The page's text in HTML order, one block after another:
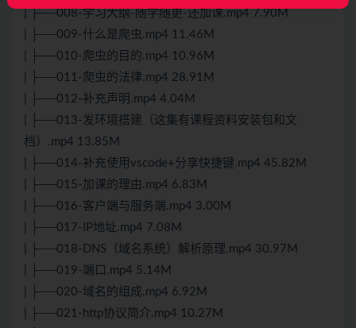
| ├──008-学习大纲-随学随更-还加课.mp4 7.90M
| ├──009-什么是爬虫.mp4 11.46M
| ├──010-爬虫的目的.mp4 10.96M
| ├──011-爬虫的法律.mp4 28.91M
| ├──012-补充声明.mp4 4.04M
| ├──013-发环境搭建（这集有课程资料安装包和文
档）.mp4 13.85M
| ├──014-补充使用vscode+分享快捷键.mp4 45.82M
| ├──015-加课的理由.mp4 6.83M
| ├──016-客户端与服务端.mp4 3.00M
| ├──017-IP地址.mp4 7.08M
| ├──018-DNS（域名系统）解析原理.mp4 30.97M
| ├──019-端口.mp4 5.14M
| ├──020-域名的组成.mp4 6.92M
| ├──021-http协议简介.mp4 10.27M